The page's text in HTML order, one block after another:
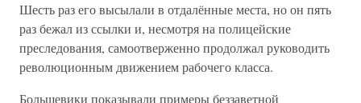
Шесть раз его высылали в отдалённые места, но он пять
раз бежал из ссылки и, несмотря на полицейские
преследования, самоотверженно продолжал руководить
революционным движением рабочего класса.
Большевики показывали примеры беззаветной